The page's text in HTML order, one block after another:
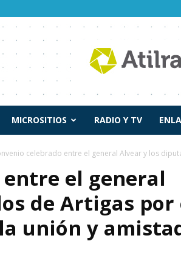
MICROSITIOS RADIO Y TV
celebrado entre el general Alvear y los
el general
de Artigas por
unión y